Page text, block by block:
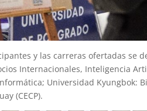
y las carreras ofertadas se
Internacionales, Inteligencia
Universidad Kyungbok:
(CECP).